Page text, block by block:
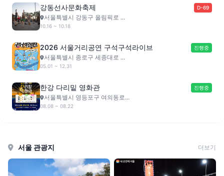
강동선사문화축제 D-69
서울특별시 강동구 올림픽로 ...
10.16 ~ 10.18
2026 서울거리공연 구석구석라이브 진행중
서울특별시 종로구 세종대로 ...
05.01 ~ 12.31
한강 다리밑 영화관 진행중
서울특별시 영등포구 여의동로...
08.08 ~ 08.22
서울 관광지 더보기